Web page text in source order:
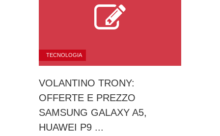
TECNOLOGIA
VOLANTINO TRONY:
OFFERTE E PREZZO
SAMSUNG GALAXY A5,
HUAWEI P9 ...